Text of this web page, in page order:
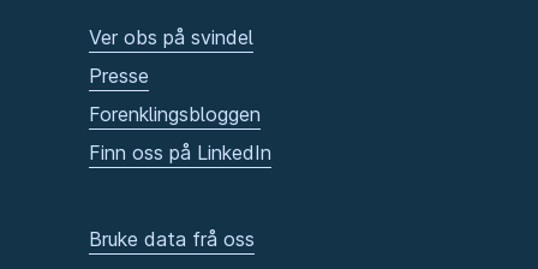
Ver obs på svindel
Presse
Forenklingsbloggen
Finn oss på LinkedIn
Bruke data frå oss